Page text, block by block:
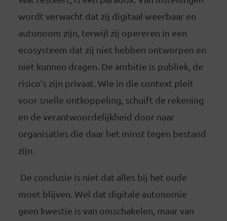
wordt verwacht dat zij digitaal weerbaar en
autonoom zijn, terwijl zij opereren in een
ecosysteem dat zij niet hebben ontworpen en
niet kunnen dragen. De ambitie is publiek, de
risico’s zijn privaat. Wie in die context pleit
voor snelle ontkoppeling, schuift de rekening
en de verantwoordelijkheid door naar
organisaties die daar het minst tegen bestand
zijn.
De conclusie is niet dat alles bij het oude
moet blijven. Wel dat digitale autonomie
geen kwestie is van omschakelen, maar van